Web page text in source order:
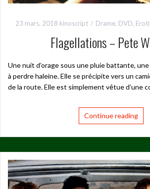
23 mars, 2018 kinoscript Drame, DVD,
Flagellations – Pete
Une nuit d’orage sous une pluie battante,
à perdre haleine. Elle se précipite vers un
de la route. Elle est simplement vêtue d’une
Continue reading